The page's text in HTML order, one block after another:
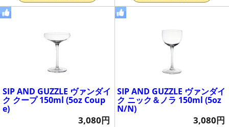
SIP AND GUZZLE ヴァンダイ
ク クープ 150ml (5oz Coup
e)
3,080円
SIP AND GUZZLE ヴァンダイ
ク ニック＆ノラ 150ml (5oz
N/N)
3,080円